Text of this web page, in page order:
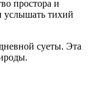
простора и
услышать тихий
суеты. Эта